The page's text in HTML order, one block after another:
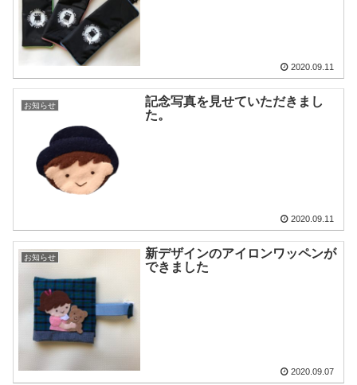
2020.09.11
お知らせ
記念写真を見せていただきまし
た。
2020.09.11
お知らせ
新デザインのアイロンワッペンが
できました
2020.09.07